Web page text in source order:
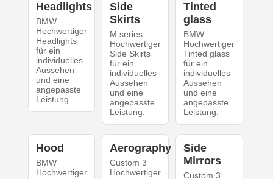
Headlights
BMW
Hochwertiger
Headlights
für ein
individuelles
Aussehen
und eine
angepasste
Leistung.
Side
Skirts
M series
Hochwertiger
Side Skirts
für ein
individuelles
Aussehen
und eine
angepasste
Leistung.
Tinted
glass
BMW
Hochwertiger
Tinted glass
für ein
individuelles
Aussehen
und eine
angepasste
Leistung.
Hood
BMW
Hochwertiger
Aerography
Custom 3
Hochwertiger
Side
Mirrors
Custom 3